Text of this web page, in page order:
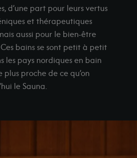
d’une part pour leurs vertus
et thérapeutiques
aussi pour le bien-être
bains se sont petit à petit
les pays nordiques en bain
plus proche de ce qu’on
le Sauna.